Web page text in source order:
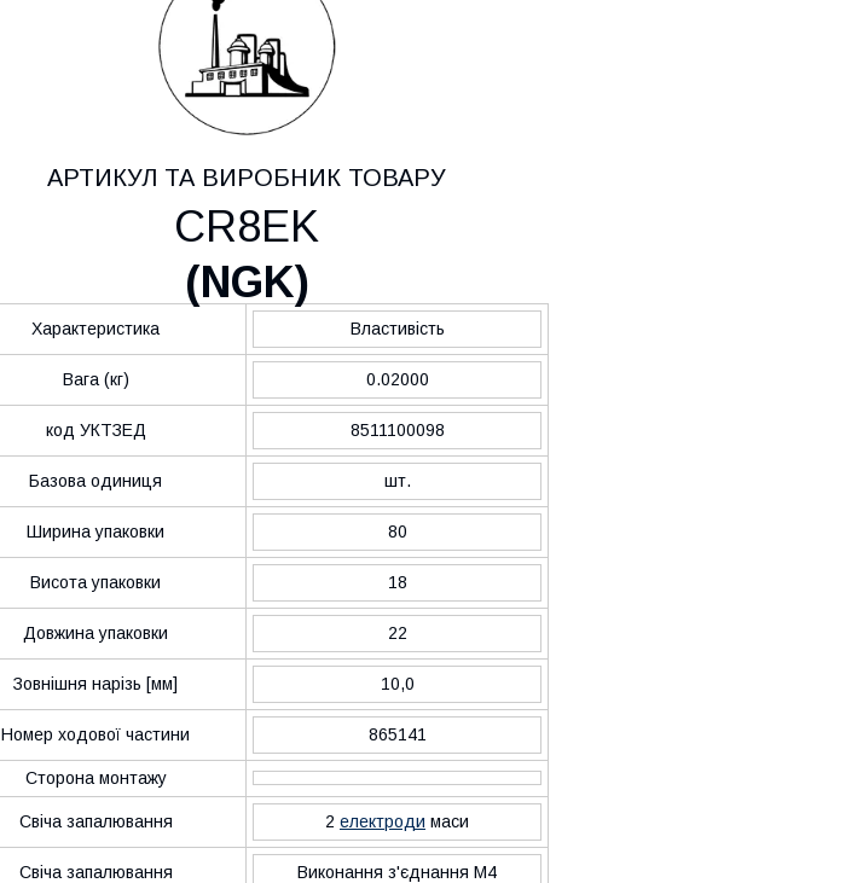
АРТИКУЛ ТА ВИРОБНИК ТОВАРУ
CR8EK
(NGK)
Характеристика Властивість
Вага (кг) 0.02000
код УКТЗЕД 8511100098
Базова одиниця шт.
Ширина упаковки 80
Висота упаковки 18
Довжина упаковки 22
Зовнішня нарізь [мм] 10,0
Номер ходової частини 865141
Сторона монтажу
Свіча запалювання 2 електроди маси
Свіча запалювання Виконання з'єднання М4